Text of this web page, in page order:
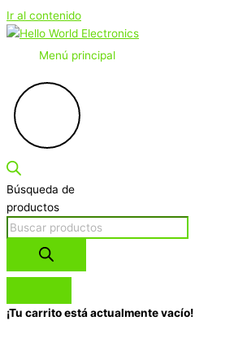
Ir al contenido
Menú principal
Búsqueda de
productos
¡Tu carrito está actualmente vacío!